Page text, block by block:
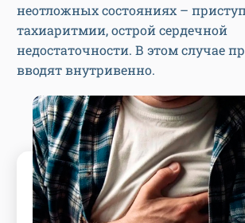
неотложных состояниях –
тахиаритмии, острой сердечной
недостаточности. В этом случае
вводят внутривенно.